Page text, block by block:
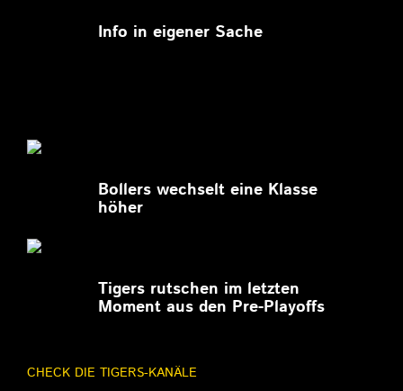
Info in eigener Sache
Bollers wechselt eine Klasse
höher
Tigers rutschen im letzten
Moment aus den Pre-Playoffs
CHECK DIE TIGERS-KANÄLE